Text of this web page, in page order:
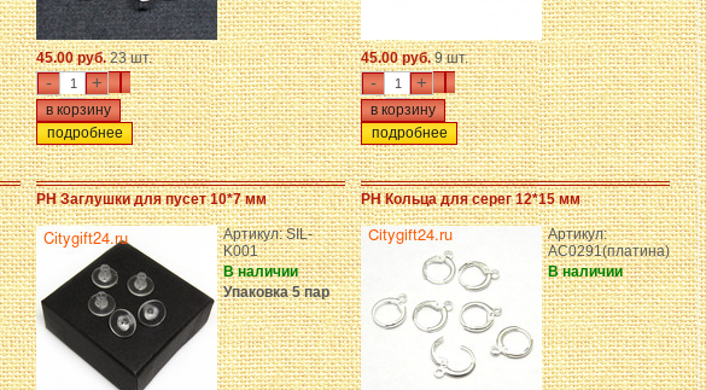
45.00 руб.23 шт.
- +
подробнее
45.00 руб.9 шт.
- +
подробнее
PH Заглушки для пусет 10*7 мм
Артикул: SIL-
K001
В наличии
Упаковка 5 пар
PH Кольца для серег 12*15 мм
Артикул:
AC0291(платина)
В наличии